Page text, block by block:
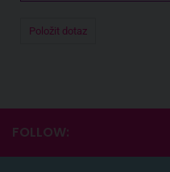
Položit dotaz
FOLLOW: